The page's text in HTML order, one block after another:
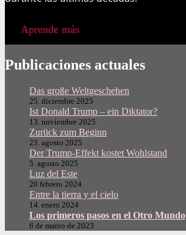
Aprende más
Publicaciones actuales
Das große Weltgeschehen
25. diciembre 2025
Ist Donald Trump – ein Diktator?
13. noviembre 2025
Zurück zum Beginn
23. agosto 2025
Der Trump-Effekt kostet Wohlstand
5. agosto 2025
Luz del Este
20 febrero 2024
Entre la tierra y el cielo
14. enero 2024
Los primeros pasos en el Otro Mundo
6 de marzo de 2023